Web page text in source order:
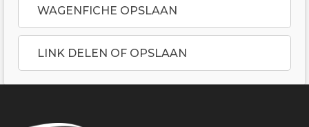
WAGENFICHE OPSLAAN
LINK DELEN OF OPSLAAN